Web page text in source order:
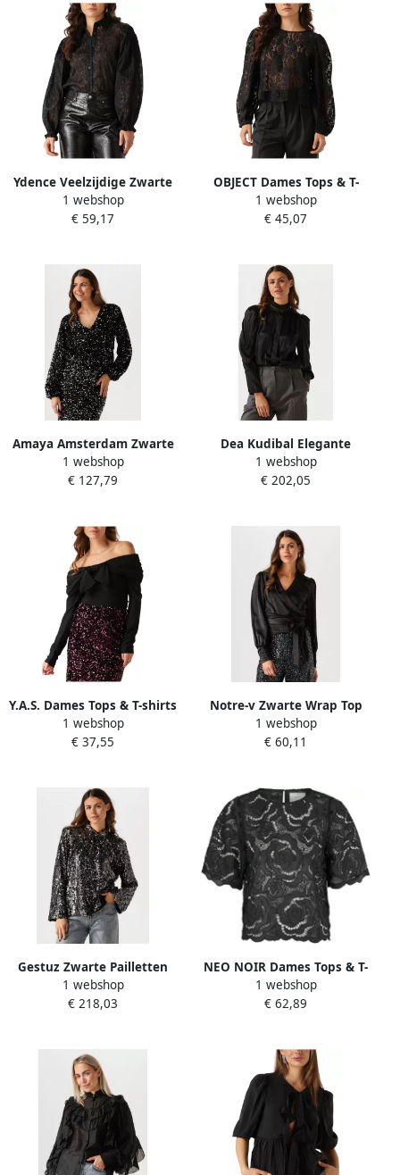
Ydence Veelzijdige Zwarte
Blouse Maura Black Dames
1 webshop
€ 59,17
OBJECT Dames Tops & T-
shirts Objbeverly L s Lo Top
Zwart
1 webshop
€ 45,07
Amaya Amsterdam Zwarte
Glitter Pailletten Blouse
Yara Top Black Dames
1 webshop
€ 127,79
Dea Kudibal Elegante
Roberta Zwarte Blouse
Black Dames
1 webshop
€ 202,05
Y.A.S. Dames Tops & T-shirts
Yasboras Ls Os Top Zwart
1 webshop
€ 37,55
Notre-v Zwarte Wrap Top
voor Vrouwen Black Dames
1 webshop
€ 60,11
Gestuz Zwarte Pailletten
Blouse voor Vrouwen Black
Dames
1 webshop
€ 218,03
NEO NOIR Dames Tops & T-
shirts Trisha Big Lace
Blouse Zwart
1 webshop
€ 62,89